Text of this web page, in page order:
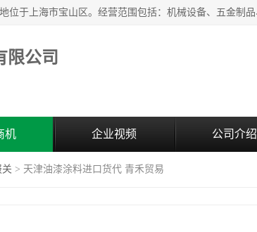
限公司
机 企业视频 公司介绍
> 天津油漆涂料进口货代 青禾贸易